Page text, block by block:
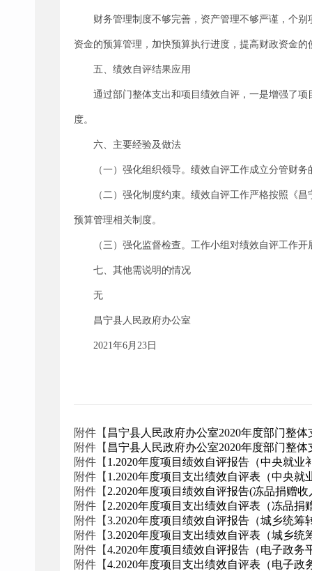
财务管理制度不够完善，资产管理不够严谨，个
资金的预算管理，加快预算执行进度，提高财政资金的
五、绩效自评结果应用
通过部门整体支出和项目绩效自评，一是增强了
度。
六、主要经验及做法
（一）强化组织领导。绩效自评工作成立分管财
（二）强化制度约束。绩效自评工作严格按照《
预算管理相关制度。
（三）强化监督检查。工作小组对绩效自评工作
七、其他需说明的情况
无
昌宁县人民政府办公室
2021年6月23日
附件【 昌宁县人民政府办公室2020年度部门整
附件【 昌宁县人民政府办公室2020年度部门整
附件【 1.2020年度项目绩效自评报告（中央就业
附件【 1.2020年度项目支出绩效自评表（中央就
附件【 2.2020年度项目绩效自评报告(冻品捐赠收
附件【 2.2020年度项目支出绩效自评表（冻品捐
附件【3.2020年度项目绩效自评报告（城乡统筹
附件【3.2020年度项目支出绩效自评表（城乡统
附件【4.2020年度项目绩效自评报告（电子政务
附件【4.2020年度项目支出绩效自评表（电子政